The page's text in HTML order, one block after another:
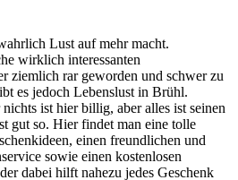
Lust auf mehr macht.
wirklich interessanten
ziemlich rar geworden und schwer zu
es jedoch Lebenslust in Brühl.
ist hier billig, aber alles ist seinen
gut so. Hier findet man eine tolle
einen freundlichen und
sowie einen kostenlosen
dabei hilft nahezu jedes Geschenk